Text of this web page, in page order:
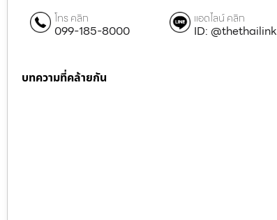
โทร คลิก
099-185-8000
แอดไลน์ คลิก
ID: @thethailink
บทความที่คล้ายกัน